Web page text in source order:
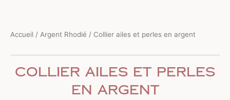
Accueil / Argent Rhodié / Collier ailes et perles en argent
Collier ailes et perles
en argent